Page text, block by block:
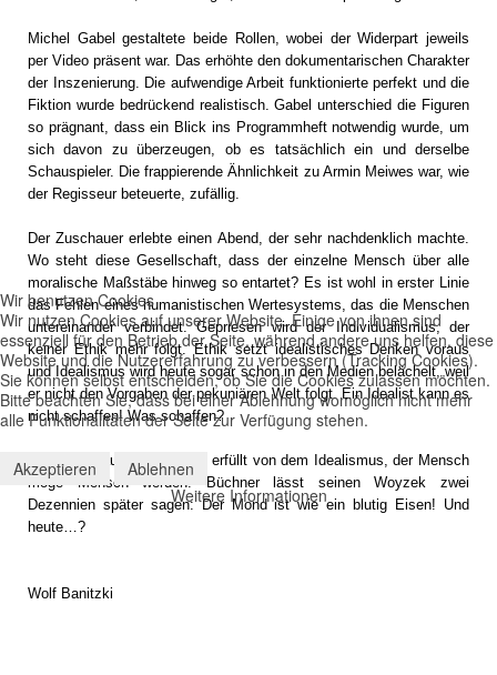
Michel Gabel gestaltete beide Rollen, wobei der Widerpart jeweils
per Video präsent war. Das erhöhte den dokumentarischen Charakter
der Inszenierung. Die aufwendige Arbeit funktionierte perfekt und die
Fiktion wurde bedrückend realistisch. Gabel unterschied die Figuren
so prägnant, dass ein Blick ins Programmheft notwendig wurde, um
sich davon zu überzeugen, ob es tatsächlich ein und derselbe
Schauspieler. Die frappierende Ähnlichkeit zu Armin Meiwes war, wie
der Regisseur beteuerte, zufällig.
Der Zuschauer erlebte einen Abend, der sehr nachdenklich machte.
Wo steht diese Gesellschaft, dass der einzelne Mensch über alle
moralische Maßstäbe hinweg so entartet? Es ist wohl in erster Linie
das Fehlen eines humanistischen Wertesystems, das die Menschen
untereinander verbindet. Gepriesen wird der Individualismus, der
keiner Ethik mehr folgt. Ethik setzt idealistisches Denken voraus
und Idealismus wird heute sogar schon in den Medien belächelt, weil
er nicht den Vorgaben der pekuniären Welt folgt. Ein Idealist kann es
nicht schaffen! Was schaffen?
Matthias Claudius war noch erfüllt von dem Idealismus, der Mensch
möge Mensch werden. Büchner lässt seinen Woyzek zwei
Dezennien später sagen: Der Mond ist wie ein blutig Eisen! Und
heute…?
Wolf Banitzki
Wir benutzen Cookies
Wir nutzen Cookies auf unserer Website. Einige von ihnen sind
essenziell für den Betrieb der Seite, während andere uns helfen, diese
Website und die Nutzererfahrung zu verbessern (Tracking Cookies).
Sie können selbst entscheiden, ob Sie die Cookies zulassen möchten.
Bitte beachten Sie, dass bei einer Ablehnung womöglich nicht mehr
alle Funktionalitäten der Seite zur Verfügung stehen.
Akzeptieren
Ablehnen
Weitere Informationen